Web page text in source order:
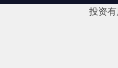
投资